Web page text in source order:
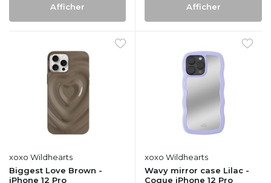
Afficher Afficher
xoxo Wildhearts
Biggest Love Brown -
iPhone 12 Pro
xoxo Wildhearts
Wavy mirror case Lilac -
Coque iPhone 12 Pro